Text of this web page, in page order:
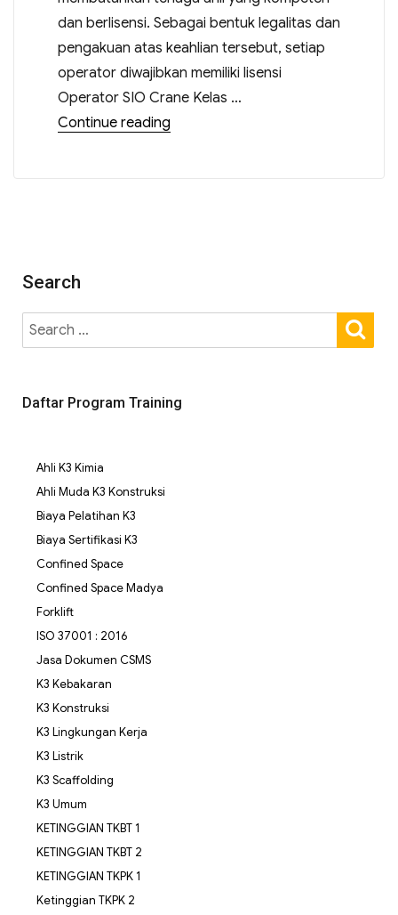
dan berlisensi. Sebagai bentuk legalitas dan
pengakuan atas keahlian tersebut, setiap
operator diwajibkan memiliki lisensi
Operator SIO Crane Kelas …
Continue reading
Search
Daftar Program Training
Ahli K3 Kimia
Ahli Muda K3 Konstruksi
Biaya Pelatihan K3
Biaya Sertifikasi K3
Confined Space
Confined Space Madya
Forklift
ISO 37001 : 2016
Jasa Dokumen CSMS
K3 Kebakaran
K3 Konstruksi
K3 Lingkungan Kerja
K3 Listrik
K3 Scaffolding
K3 Umum
KETINGGIAN TKBT 1
KETINGGIAN TKBT 2
KETINGGIAN TKPK 1
Ketinggian TKPK 2